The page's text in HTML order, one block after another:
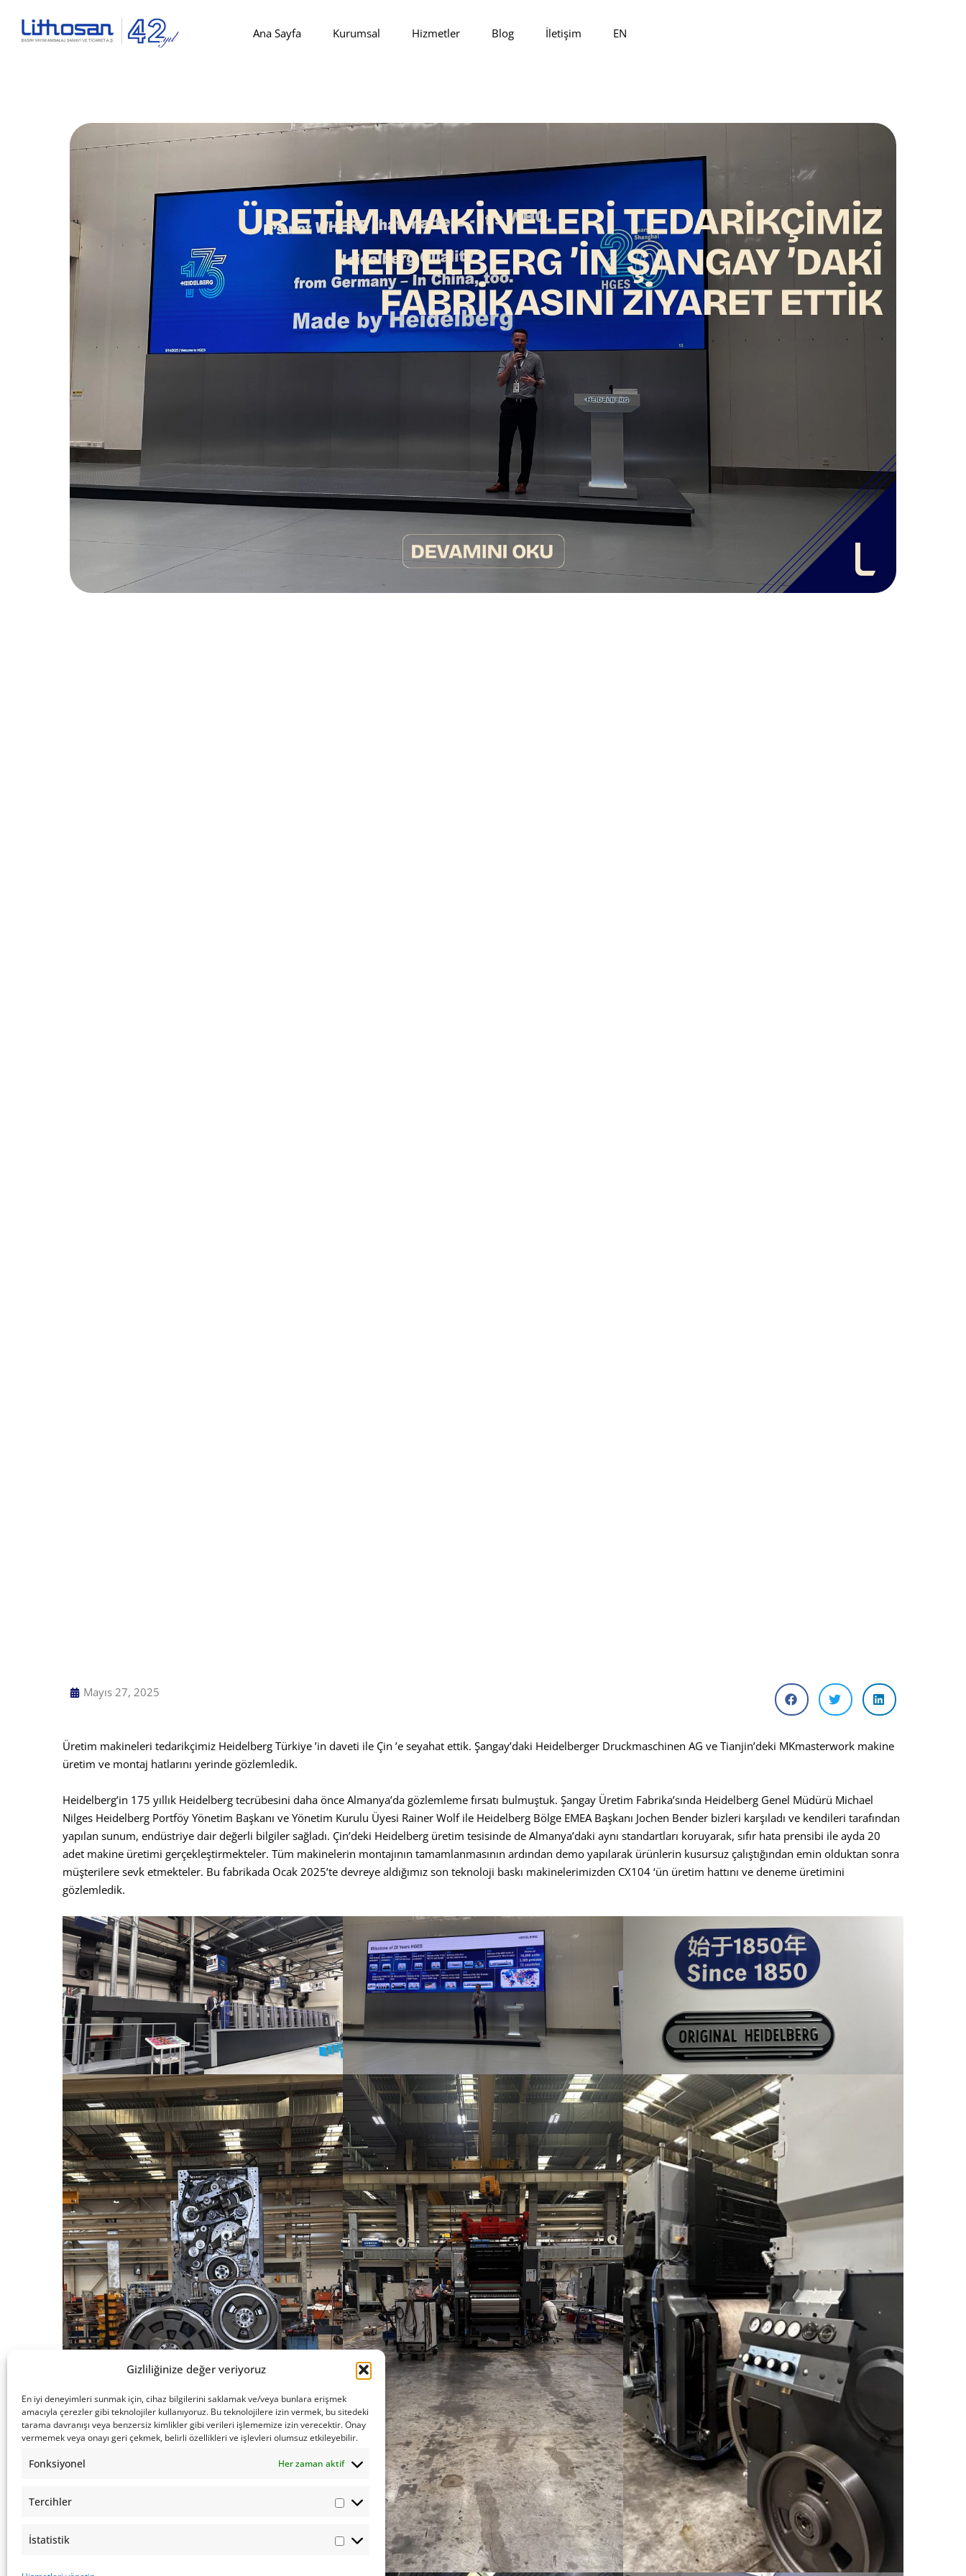
Gizliliğinize değer veriyoruz
En iyi deneyimleri sunmak için, cihaz bilgilerini saklamak ve/veya bunlara erişmek
amacıyla çerezler gibi teknolojiler kullanıyoruz. Bu teknolojilere izin vermek, bu sitedeki
tarama davranışı veya benzersiz kimlikler gibi verileri işlememize izin verecektir. Onay
vermemek veya onayı geri çekmek, belirli özellikleri ve işlevleri olumsuz etkileyebilir.
Fonksiyonel Her zaman aktif
Tercihler
İstatistik
Ana Sayfa Kurumsal Hizmetler Blog İletişim EN
Mayıs 27, 2025
Üretim makineleri tedarikçimiz Heidelberg Türkiye ’in daveti ile Çin ’e seyahat ettik. Şangay’daki Heidelberger Druckmaschinen AG ve Tianjin’deki MKmasterwork makine
üretim ve montaj hatlarını yerinde gözlemledik.
Heidelberg’in 175 yıllık Heidelberg tecrübesini daha önce Almanya’da gözlemleme fırsatı bulmuştuk. Şangay Üretim Fabrika’sında Heidelberg Genel Müdürü Michael
Nilges Heidelberg Portföy Yönetim Başkanı ve Yönetim Kurulu Üyesi Rainer Wolf ile Heidelberg Bölge EMEA Başkanı Jochen Bender bizleri karşıladı ve kendileri tarafından
yapılan sunum, endüstriye dair değerli bilgiler sağladı. Çin’deki Heidelberg üretim tesisinde de Almanya’daki aynı standartları koruyarak, sıfır hata prensibi ile ayda 20
adet makine üretimi gerçekleştirmekteler. Tüm makinelerin montajının tamamlanmasının ardından demo yapılarak ürünlerin kusursuz çalıştığından emin olduktan sonra
müşterilere sevk etmekteler. Bu fabrikada Ocak 2025’te devreye aldığımız son teknoloji baskı makinelerimizden CX104 ‘ün üretim hattını ve deneme üretimini
gözlemledik.
Lithosan Basım Yayım Ambalaj San. ve Tic. A. Ş.
Ömerli Mah. Fahri Korutürk Cad.
No:78 Hadımköy Arnavutköy, 34555
İstanbul / Türkiye
Haberlerimizden Güncel Kalın
Sayfalar
Hakkımızda
Neden Biz
Yönetim Politikamız
Ürünler
Üretim Basamakları
Blog
İletişim
KVKK Politikaları
Gizlilik Politikası
Kullanım Koşulları
Çerez Politikası
Kişisel Verilerin Aydınlatma
Metni
İşlenen Kişisel Veri Metni
Güvenlik Kameraları
Aydınlatma Metni
Veri Sorumlusu Başvuru
Formu
Santral Ses Kaydı Aydınlatma
Metni
Çalışan Adayı Aydınlatma
Metni
Hotspot – İnternet
Aydınlatma Metni
Kurumsal Genel Aydınlatma
Metni
Şirket Kurumsal KVK
Politikası
İletişim
Pazartesi-Cuma: 07:30-17:30
+90(212) 655 65 57
+90(212) 655 69 30
E-Posta
lithosan@lithosan.com.tr